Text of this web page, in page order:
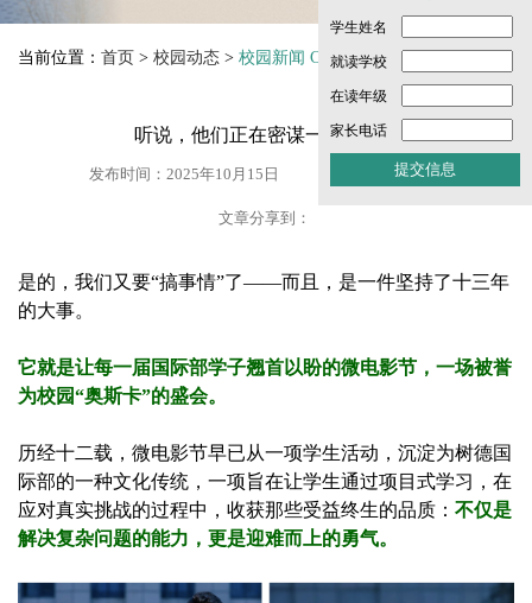
学生姓名
就读学校
在读年级
家长电话
当前位置： 首页 > 校园动态 > 校园新闻 Campus News
听说，他们正在密谋一件“大事”
发布时间：2025年10月15日 点击数： 1252 次
文章分享到：
是的，我们又要“搞事情”了——而且，是一件坚持了十三年
的大事。
它就是让每一届国际部学子翘首以盼的微电影节，一场被誉
为校园“奥斯卡”的盛会。
历经十二载，微电影节早已从一项学生活动，沉淀为树德国
际部的一种文化传统，一项旨在让学生通过项目式学习，在
应对真实挑战的过程中，收获那些受益终生的品质： 不仅是
解决复杂问题的能力，更是迎难而上的勇气。